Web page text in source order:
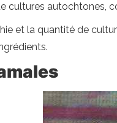
cultures autochtones,
et la quantité de